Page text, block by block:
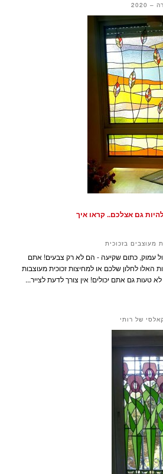
גם אצלכם.. קראו איך
מעוצבים בזכוכית
עמוק, כתום שקיעה - הם לא רק צבעים! אתם
האלו לחלון שלכם או למחיצות זכוכית מעוצבות
טעות גם אתם יכולים! אין צורך לדעת לצייר...
של רותי